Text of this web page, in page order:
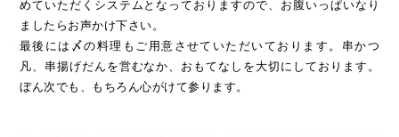
めていただくシステムとなっておりますので、お腹いっぱいなり
ましたらお声かけ下さい。
最後には〆の料理もご用意させていただいております。 串かつ
凡、串揚げだんを営むなか、おもてなしを大切にしております。
ぼん次でも、もちろん心がけて参ります。